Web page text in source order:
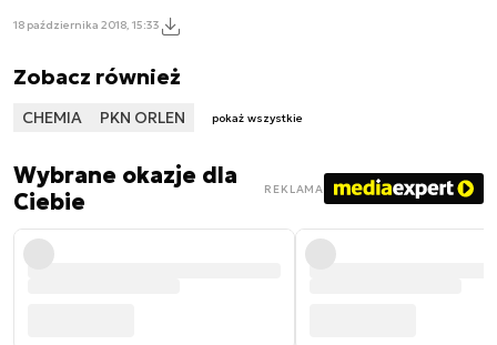
18 października 2018, 15:33
Zobacz również
CHEMIA PKN ORLEN pokaż wszystkie
Wybrane okazje dla
Ciebie
REKLAMA